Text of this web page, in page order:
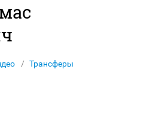
Трансферы